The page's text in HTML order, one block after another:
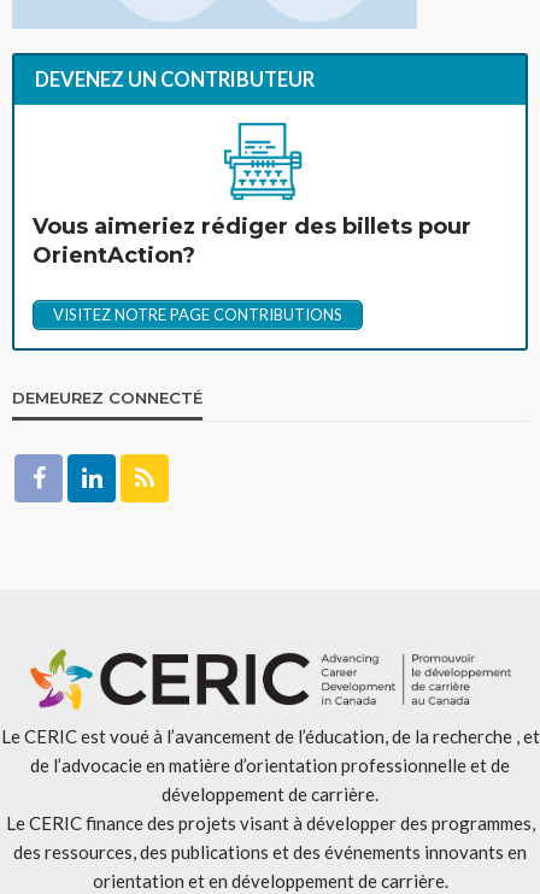
DEVENEZ UN CONTRIBUTEUR
Vous aimeriez rédiger des billets pour
OrientAction?
VISITEZ NOTRE PAGE CONTRIBUTIONS
DEMEUREZ CONNECTÉ
Le CERIC est voué à l’avancement de l’éducation, de la recherche , et
de l’advocacie en matière d’orientation professionnelle et de
développement de carrière.
Le CERIC finance des projets visant à développer des programmes,
des ressources, des publications et des événements innovants en
orientation et en développement de carrière.